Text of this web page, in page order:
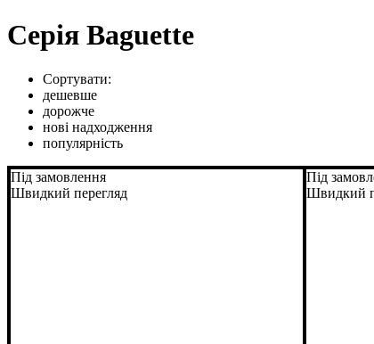
Серія Baguette
Сортувати:
дешевше
дорожче
нові надходження
популярність
Під замовлення
Швидкий перегляд
Під
Швидкий